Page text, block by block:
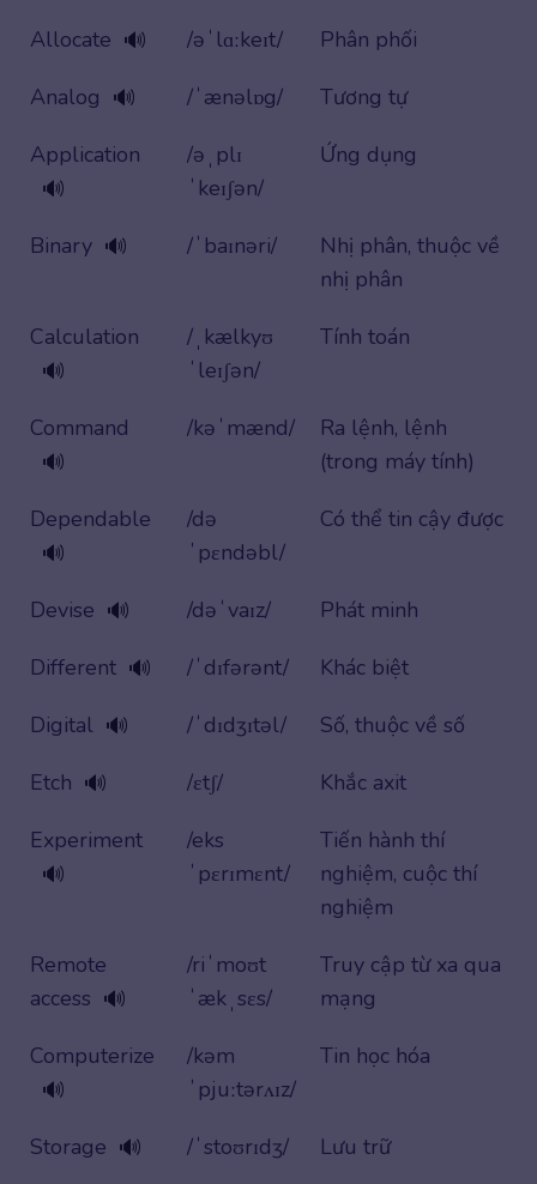
Allocate 🔊 /əˈlɑːkeɪt/
Phân phối
Analog 🔊 /ˈænəlɒg/
Tương tự
Application
🔊
/əˌplɪ
ˈkeɪʃən/
Ứng dụng
Binary 🔊 /ˈbaɪnəri/
Nhị phân, thuộc về
nhị phân
Calculation
🔊
/ˌkælkyʊ
ˈleɪʃən/
Tính toán
Command
🔊
/kəˈmænd/
Ra lệnh, lệnh
(trong máy tính)
Dependable
🔊
/də
ˈpɛndəbl/
Có thể tin cậy được
Devise 🔊 /dəˈvaɪz/
Phát minh
Different 🔊 /ˈdɪfərənt/
Khác biệt
Digital 🔊 /ˈdɪdʒɪtəl/
Số, thuộc về số
Etch 🔊 /ɛtʃ/
Khắc axit
Experiment
🔊
/eks
ˈpɛrɪmɛnt/
Tiến hành thí
nghiệm, cuộc thí
nghiệm
Remote
access 🔊
/riˈmoʊt
ˈækˌsɛs/
Truy cập từ xa qua
mạng
Computerize
🔊
/kəm
ˈpjuːtərʌɪz/
Tin học hóa
Storage 🔊 /ˈstoʊrɪdʒ/
Lưu trữ